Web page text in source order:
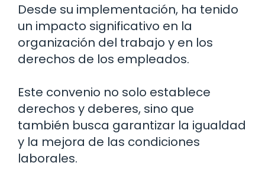
Desde su implementación, ha tenido
un impacto significativo en la
organización del trabajo y en los
derechos de los empleados.
Este convenio no solo establece
derechos y deberes, sino que
también busca garantizar la igualdad
y la mejora de las condiciones
laborales.